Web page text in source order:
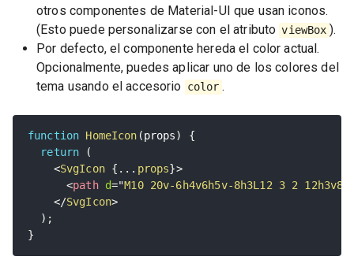
otros componentes de Material-UI que usan iconos.
(Esto puede personalizarse con el atributo viewBox ).
Por defecto, el componente hereda el color actual.
Opcionalmente, puedes aplicar uno de los colores del
tema usando el accesorio color .
function HomeIcon (props)
{
return
(
<SvgIcon { ... props}>
<path d="M10 20v-6h4v6h5v-8h3L12 3 2 12h3v8z
</SvgIcon>
) ;
}